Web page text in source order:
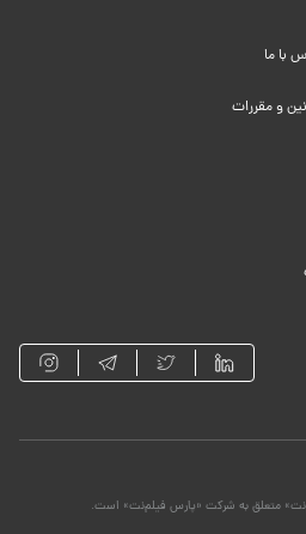
با ما
و مقررات
متعلق به شرکت «پارس فیلم‌نت» است.